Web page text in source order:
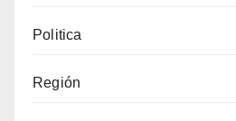
Politica
Región